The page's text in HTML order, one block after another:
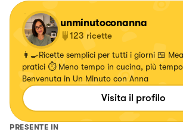
unminutoconanna
123 ricette
👩‍🍳Ricette semplici per tutti i giorni 🍱
pratici ⏱️ Meno tempo in cucina, più
Benvenuta in Un Minuto con Anna
Visita il profilo
PRESENTE IN